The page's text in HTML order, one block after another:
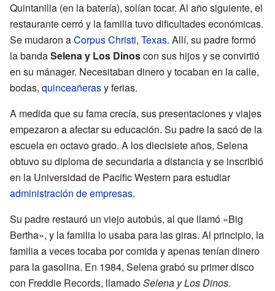
Quintanilla (en la batería), solían tocar. Al año siguiente, el
restaurante cerró y la familia tuvo dificultades económicas.
Se mudaron aCorpus Christi, Texas. Allí, su padre formó
la bandaSelena y Los Dinoscon sus hijos y se convirtió
en su mánager. Necesitaban dinero y tocaban en la calle,
bodas, quinceañerasy ferias.
A medida que su fama crecía, sus presentaciones y viajes
empezaron a afectar su educación. Su padre la sacó de la
escuela en octavo grado. A los diecisiete años, Selena
obtuvo su diploma de secundaria a distancia y se inscribió
en la Universidad de Pacific Western para estudiar
administración de empresas.
Su padre restauró un viejo autobús, al que llamó «Big
Bertha», y la familia lo usaba para las giras. Al principio, la
familia a veces tocaba por comida y apenas tenían dinero
para la gasolina. En 1984, Selena grabó su primer disco
con Freddie Records, llamadoSelena y Los Dinos.